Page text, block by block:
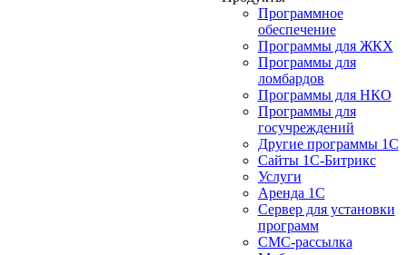
Программное
обеспечение
Программы для ЖКХ
Программы для
ломбардов
Программы для НКО
Программы для
госучреждений
Другие программы 1С
Сайты 1С-Битрикс
Услуги
Аренда 1С
Сервер для установки
программ
СМС-рассылка